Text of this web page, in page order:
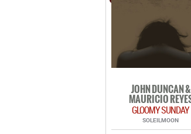
JOHN DUNCAN &
MAURICIO
GLOOMY SUNDAY
SOLEILMOON